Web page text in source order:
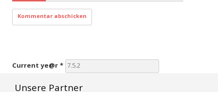
Current ye@r*